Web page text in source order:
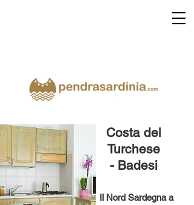
Costa del
Turchese
- Badesi
Il Nord Sardegna a